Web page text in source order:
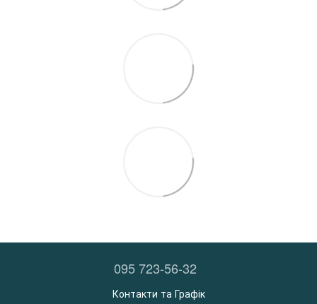
095 723-56-32
Контакти та Графік